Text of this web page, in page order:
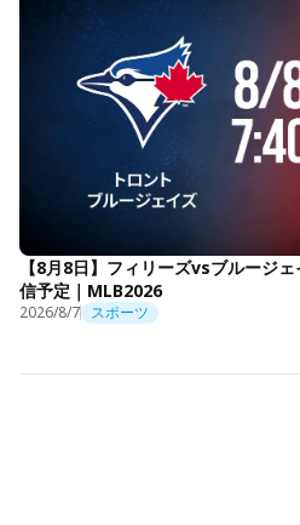
【8月8日】フィリーズvsブルージ
信予定｜MLB2026
2026/8/7 スポーツ